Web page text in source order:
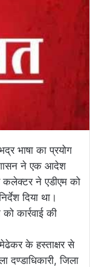
भाषा का प्रयोग
ने एक आदेश
कलेक्टर ने एडीएम को
दिया था।
कार्रवाई की
के हस्ताक्षर से
दण्डाधिकारी, जिला